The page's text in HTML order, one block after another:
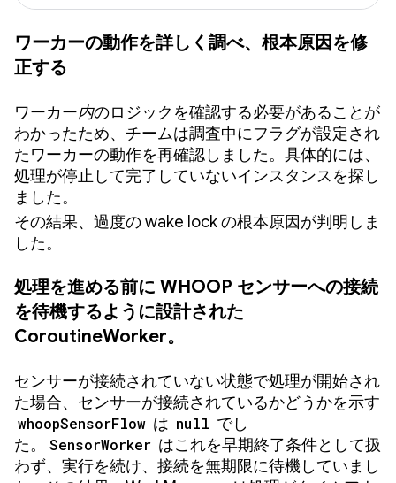
ワーカーの動作を詳しく調べ、根本原因を修
正する
ワーカー内のロジックを確認する必要があることが
わかったため、チームは調査中にフラグが設定され
たワーカーの動作を再確認しました。具体的には、
処理が停止して完了していないインスタンスを探し
ました。
その結果、過度の wake lock の根本原因が判明しま
した。
処理を進める前に WHOOP センサーへの接続
を待機するように設計された
CoroutineWorker。
センサーが接続されていない状態で処理が開始され
た場合、センサーが接続されているかどうかを示す
whoopSensorFlow は null でし
た。
SensorWorker はこれを早期終了条件として扱
わず、実行を続け、接続を無期限に待機していまし